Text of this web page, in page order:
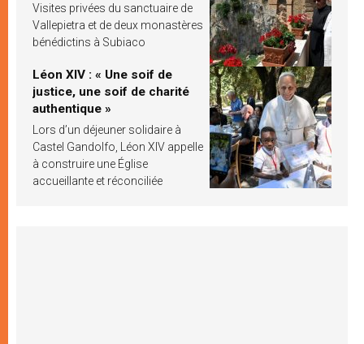
Visites privées du sanctuaire de
Vallepietra et de deux monastères
bénédictins à Subiaco
Léon XIV : « Une soif de
justice, une soif de charité
authentique »
Lors d’un déjeuner solidaire à
Castel Gandolfo, Léon XIV appelle
à construire une Église
accueillante et réconciliée